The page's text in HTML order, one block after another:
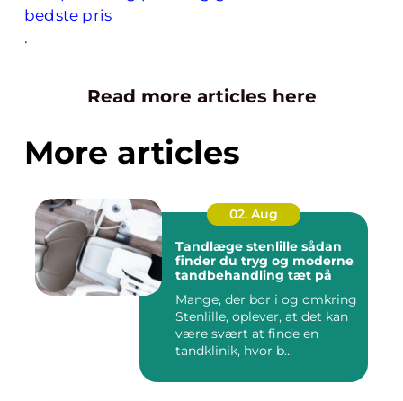
bedste pris
.
Read more articles here
More articles
02. Aug
Tandlæge stenlille sådan
finder du tryg og moderne
tandbehandling tæt på
Mange, der bor i og omkring
Stenlille, oplever, at det kan
være svært at finde en
tandklinik, hvor b...